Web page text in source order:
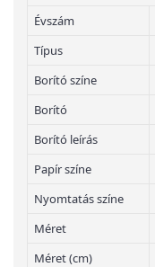
Évszám
Típus
Borító színe
Borító
Borító leírás
Papír színe
Nyomtatás színe
Méret
Méret (cm)